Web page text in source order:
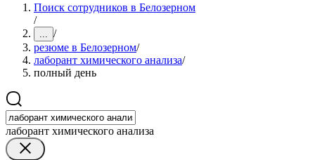
Поиск сотрудников в Белозерном
/
... /
резюме в Белозерном/
лаборант химического анализа/
полный день
лаборант химического анализа